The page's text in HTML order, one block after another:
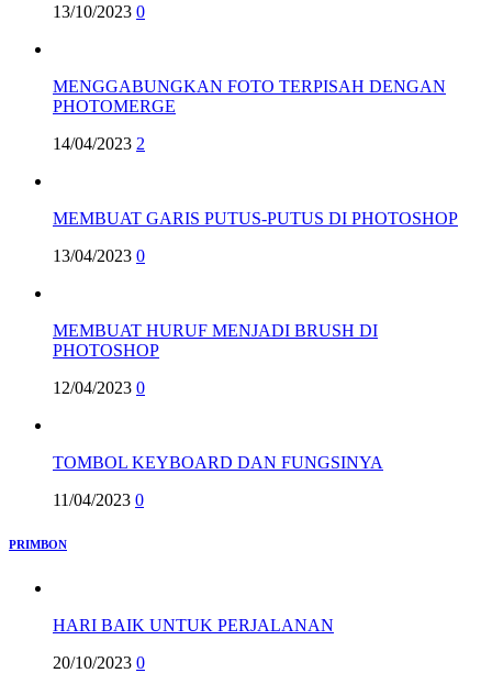
13/10/2023 0
MENGGABUNGKAN FOTO TERPISAH DENGAN
PHOTOMERGE
14/04/2023 2
MEMBUAT GARIS PUTUS-PUTUS DI PHOTOSHOP
13/04/2023 0
MEMBUAT HURUF MENJADI BRUSH DI
PHOTOSHOP
12/04/2023 0
TOMBOL KEYBOARD DAN FUNGSINYA
11/04/2023 0
PRIMBON
HARI BAIK UNTUK PERJALANAN
20/10/2023 0